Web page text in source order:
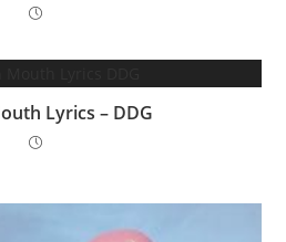
Lyrics – DDG